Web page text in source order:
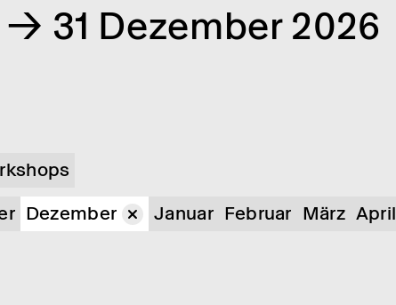
31 Dezember 2026
Dezember Januar Februar März April